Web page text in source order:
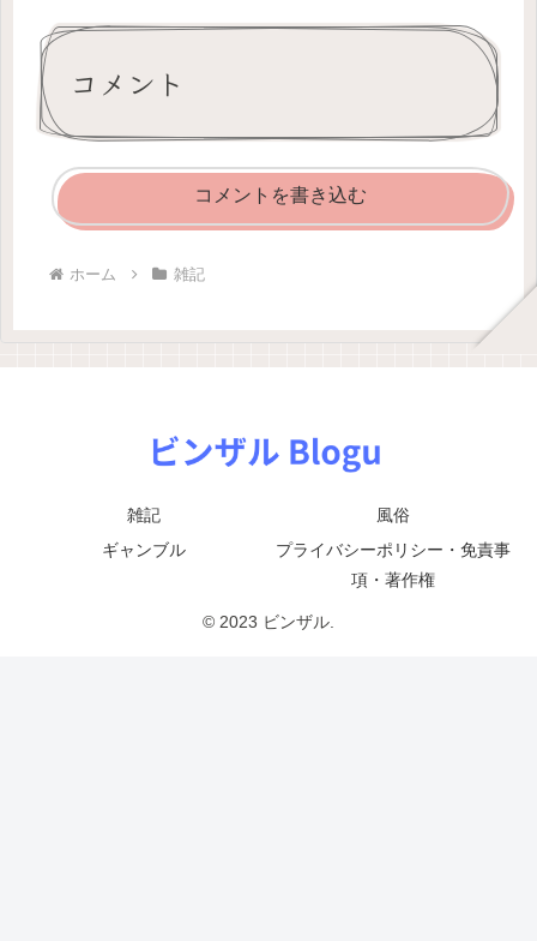
コメント
コメントを書き込む
ホーム 雑記
雑記
風俗
ギャンブル
プライバシーポリシー・免責事
項・著作権
© 2023 ビンザル.